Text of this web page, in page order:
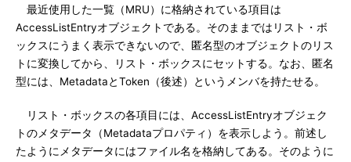
最近使用した一覧（MRU）に格納されている項目は
AccessListEntryオブジェクトである。そのままではリスト・ボ
ックスにうまく表示できないので、匿名型のオブジェクトのリス
トに変換してから、リスト・ボックスにセットする。なお、匿名
型には、MetadataとToken（後述）というメンバを持たせる。
リスト・ボックスの各項目には、AccessListEntryオブジェク
トのメタデータ（Metadataプロパティ）を表示しよう。前述し
たようにメタデータにはファイル名を格納してある。そのように